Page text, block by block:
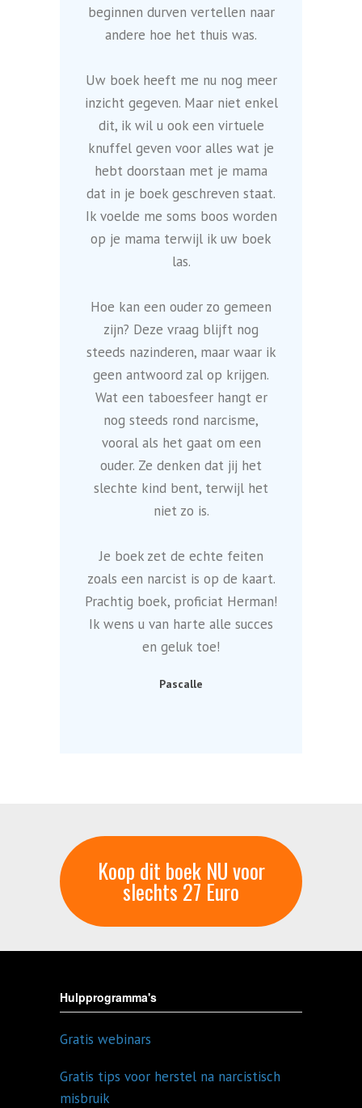
beginnen durven vertellen naar
andere hoe het thuis was.
Uw boek heeft me nu nog meer
inzicht gegeven. Maar niet enkel
dit, ik wil u ook een virtuele
knuffel geven voor alles wat je
hebt doorstaan met je mama
dat in je boek geschreven staat.
Ik voelde me soms boos worden
op je mama terwijl ik uw boek
las.
Hoe kan een ouder zo gemeen
zijn? Deze vraag blijft nog
steeds nazinderen, maar waar ik
geen antwoord zal op krijgen.
Wat een taboesfeer hangt er
nog steeds rond narcisme,
vooral als het gaat om een
ouder. Ze denken dat jij het
slechte kind bent, terwijl het
niet zo is.
Je boek zet de echte feiten
zoals een narcist is op de kaart.
Prachtig boek, proficiat Herman!
Ik wens u van harte alle succes
en geluk toe!
Pascalle
Koop dit boek NU voor
slechts 27 Euro
Hulpprogramma's
Gratis webinars
Gratis tips voor herstel na narcistisch
misbruik